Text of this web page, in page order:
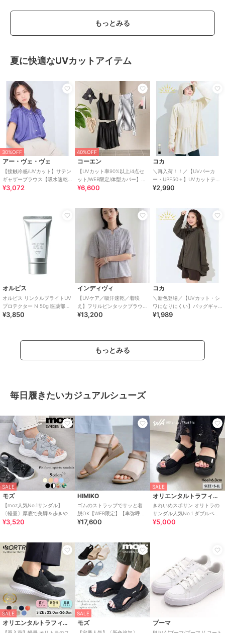
もっとみる
夏に快適なUVカットアイテム
30%OFF
アー・ヴェ・ヴェ
【接触冷感/UVカット】サテン
ギャザーブラウス【吸水速乾/
イージーケア】
¥3,072
40%OFF
コーエン
【UVカット率90%以上/4点セ
ット/WEB限定/体型カバー】シ
ュシュ付きアソートスイムウ
¥6,600
コカ
＼再入荷！！／【UVパーカ
ー・UPF50＋】UVカットティ
アードパーカー 全4色
¥2,990
オルビス
オルビス リンクルブライトUV
プロテクター N 50g 医薬部外
品（顔用日焼け止め）
¥3,850
インディヴィ
【UVケア／吸汗速乾／着映
え】フリルピンタックブラウ
ス
¥13,200
コカ
＼新色登場／【UVカット・シ
ワになりにくい】バッグギャ
ザーUVパーカー 全4色
¥1,989
もっとみる
毎日履きたいカジュアルシューズ
SALE
モズ
【moz人気No.1サンダル】
〔軽量〕厚底で美脚＆歩きや
すい！疲れにくいフィット感
¥3,520
HIMIKO
ゴムのストラップでサッと着
脱OK【WEB限定】【卑弥呼
26SS】ゴムストラップサンダ
¥17,600
SALE
オリエンタルトラフィック
きれいめスポサン オリトラの
サンダル人気No.1 ダブルベル
ト スポーツサンダル /42207
¥5,000
SALE
オリエンタルトラフィック
SALE
モズ プーマ